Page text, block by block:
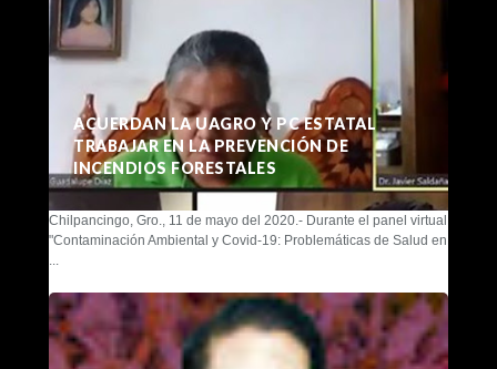
ACUERDAN LA UAGRO Y PC ESTATAL
TRABAJAR EN LA PREVENCIÓN DE
INCENDIOS FORESTALES
Chilpancingo, Gro., 11 de mayo del 2020.- Durante el panel virtual
"Contaminación Ambiental y Covid-19: Problemáticas de Salud en